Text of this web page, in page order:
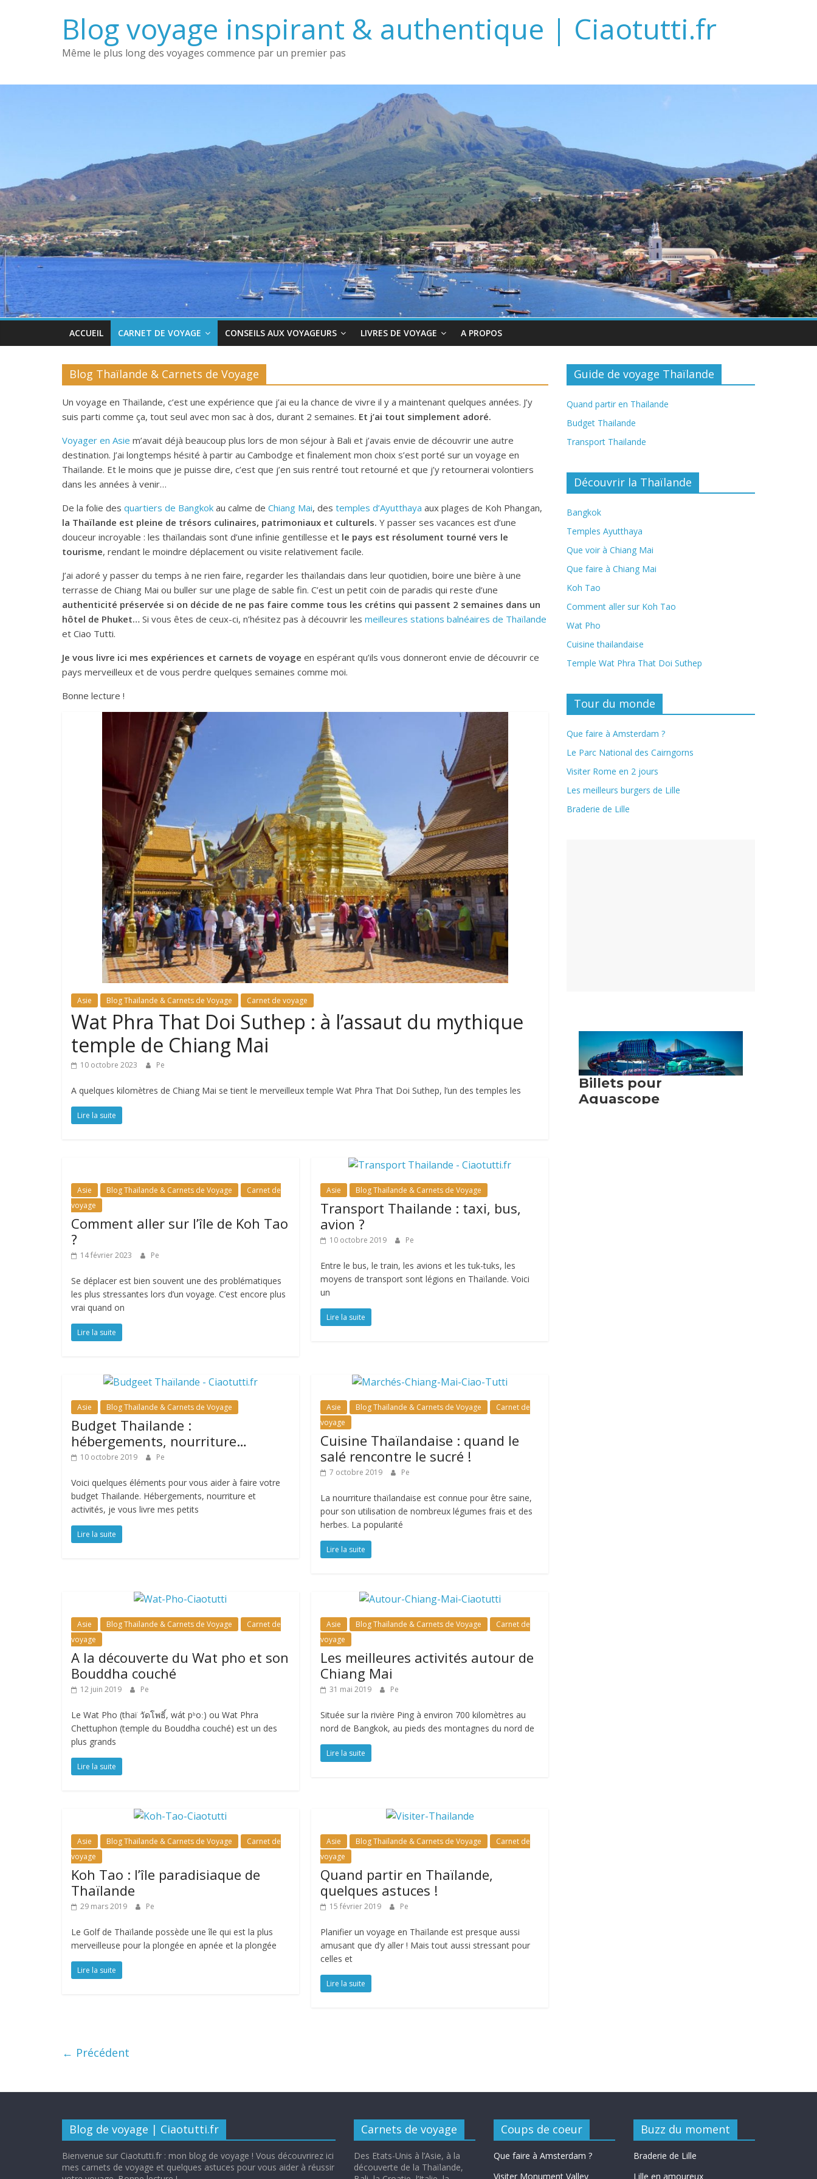
Blog voyage inspirant & authentique | Ciaotutti.fr
Même le plus long des voyages commence par un premier pas
ACCUEIL CARNET DE VOYAGE CONSEILS AUX VOYAGEURS LIVRES DE VOYAGE A PROPOS
Blog Thaïlande & Carnets de Voyage
Un voyage en Thaïlande, c’est une expérience que j’ai eu la chance de vivre il y a maintenant quelques années. J’y
suis parti comme ça, tout seul avec mon sac à dos, durant 2 semaines. Et j’ai tout simplement adoré.
Voyager en Asie m’avait déjà beaucoup plus lors de mon séjour à Bali et j’avais envie de découvrir une autre
destination. J’ai longtemps hésité à partir au Cambodge et finalement mon choix s’est porté sur un voyage en
Thaïlande. Et le moins que je puisse dire, c’est que j’en suis rentré tout retourné et que j’y retournerai volontiers
dans les années à venir…
De la folie des quartiers de Bangkok au calme de Chiang Mai, des temples d’Ayutthaya aux plages de Koh Phangan,
la Thaïlande est pleine de trésors culinaires, patrimoniaux et culturels. Y passer ses vacances est d’une
douceur incroyable : les thaïlandais sont d’une infinie gentillesse et le pays est résolument tourné vers le
tourisme, rendant le moindre déplacement ou visite relativement facile.
J’ai adoré y passer du temps à ne rien faire, regarder les thaïlandais dans leur quotidien, boire une bière à une
terrasse de Chiang Mai ou buller sur une plage de sable fin. C’est un petit coin de paradis qui reste d’une
authenticité préservée si on décide de ne pas faire comme tous les crétins qui passent 2 semaines dans un
hôtel de Phuket… Si vous êtes de ceux-ci, n’hésitez pas à découvrir les meilleures stations balnéaires de Thaïlande
et Ciao Tutti.
Je vous livre ici mes expériences et carnets de voyage en espérant qu’ils vous donneront envie de découvrir ce
pays merveilleux et de vous perdre quelques semaines comme moi.
Bonne lecture !
Asie Blog Thaïlande & Carnets de Voyage Carnet de voyage
Wat Phra That Doi Suthep : à l’assaut du mythique
temple de Chiang Mai
10 octobre 2023 Pe
A quelques kilomètres de Chiang Mai se tient le merveilleux temple Wat Phra That Doi Suthep, l’un des temples les
Lire la suite
Asie Blog Thaïlande & Carnets de Voyage
Carnet de
voyage
Comment aller sur l’île de Koh Tao
?
14 février 2023 Pe
Se déplacer est bien souvent une des problématiques
les plus stressantes lors d’un voyage. C’est encore plus
vrai quand on
Lire la suite
Asie Blog Thaïlande & Carnets de Voyage
Transport Thailande : taxi, bus,
avion ?
10 octobre 2019 Pe
Entre le bus, le train, les avions et les tuk-tuks, les
moyens de transport sont légions en Thaïlande. Voici
un
Lire la suite
Asie Blog Thaïlande & Carnets de Voyage
Budget Thailande :
hébergements, nourriture…
10 octobre 2019 Pe
Voici quelques éléments pour vous aider à faire votre
budget Thailande. Hébergements, nourriture et
activités, je vous livre mes petits
Lire la suite
Asie Blog Thaïlande & Carnets de Voyage
Carnet de
voyage
Cuisine Thaïlandaise : quand le
salé rencontre le sucré !
7 octobre 2019 Pe
La nourriture thaïlandaise est connue pour être saine,
pour son utilisation de nombreux légumes frais et des
herbes. La popularité
Lire la suite
Asie Blog Thaïlande & Carnets de Voyage
Carnet de
voyage
A la découverte du Wat pho et son
Bouddha couché
12 juin 2019 Pe
Le Wat Pho (thaï วัดโพธิ์, wát pʰoː) ou Wat Phra
Chettuphon (temple du Bouddha couché) est un des
plus grands
Lire la suite
Asie Blog Thaïlande & Carnets de Voyage
Carnet de
voyage
Les meilleures activités autour de
Chiang Mai
31 mai 2019 Pe
Située sur la rivière Ping à environ 700 kilomètres au
nord de Bangkok, au pieds des montagnes du nord de
Lire la suite
Asie Blog Thaïlande & Carnets de Voyage
Carnet de
voyage
Koh Tao : l’île paradisiaque de
Thaïlande
29 mars 2019 Pe
Le Golf de Thaïlande possède une île qui est la plus
merveilleuse pour la plongée en apnée et la plongée
Lire la suite
Asie Blog Thaïlande & Carnets de Voyage
Carnet de
voyage
Quand partir en Thaïlande,
quelques astuces !
15 février 2019 Pe
Planifier un voyage en Thaïlande est presque aussi
amusant que d’y aller ! Mais tout aussi stressant pour
celles et
Lire la suite
← Précédent
Guide de voyage Thaïlande
Quand partir en Thailande
Budget Thailande
Transport Thailande
Découvrir la Thaïlande
Bangkok
Temples Ayutthaya
Que voir à Chiang Mai
Que faire à Chiang Mai
Koh Tao
Comment aller sur Koh Tao
Wat Pho
Cuisine thailandaise
Temple Wat Phra That Doi Suthep
Tour du monde
Que faire à Amsterdam ?
Le Parc National des Cairngorns
Visiter Rome en 2 jours
Les meilleurs burgers de Lille
Braderie de Lille
Blog de voyage | Ciaotutti.fr
Bienvenue sur Ciaotutti.fr : mon blog de voyage ! Vous découvrirez ici
mes carnets de voyage et quelques astuces pour vous aider à réussir
Carnets de voyage
Des Etats-Unis à l’Asie, à la
découverte de la Thaïlande,
Coups de coeur
Que faire à Amsterdam ?
Visiter Monument Valley
Buzz du moment
Braderie de Lille
Lille en amoureux